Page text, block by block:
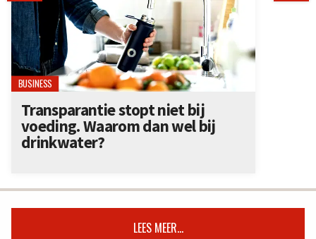
BUSINESS
Transparantie stopt niet bij
voeding. Waarom dan wel bij
drinkwater?
LEES MEER...